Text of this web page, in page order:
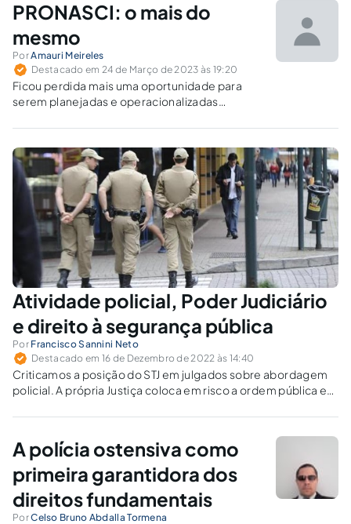
PRONASCI: o mais do
mesmo
PorAmauri Meireles
Destacado em 24 de Março de 2023 às 19:20
Ficou perdida mais uma oportunidade para
serem planejadas e operacionalizadas
de insegurança em nosso país.
Atividade policial, Poder Judiciário
e direito à segurança pública
Por Francisco Sannini Neto
Destacado em 16 de Dezembro de 2022 às 14:40
Criticamos a posição do STJ em julgados sobre abordagem
policial. A própria Justiça coloca em risco a ordem pública e
A polícia ostensiva como
primeira garantidora dos
direitos fundamentais
PorCelso Bruno Abdalla Tormena